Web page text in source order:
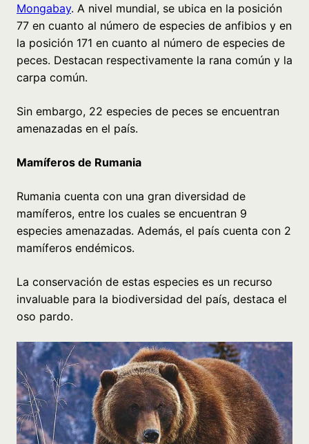
Mongabay. A nivel mundial, se ubica en la posición
77 en cuanto al número de especies de anfibios y en
la posición 171 en cuanto al número de especies de
peces. Destacan respectivamente la rana común y la
carpa común.
Sin embargo, 22 especies de peces se encuentran
amenazadas en el país.
Mamíferos de Rumania
Rumania cuenta con una gran diversidad de
mamíferos, entre los cuales se encuentran 9
especies amenazadas. Además, el país cuenta con 2
mamíferos endémicos.
La conservación de estas especies es un recurso
invaluable para la biodiversidad del país, destaca el
oso pardo.